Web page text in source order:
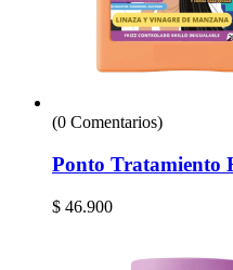
(0 Comentarios)
Ponto Tratamiento
$ 46.900